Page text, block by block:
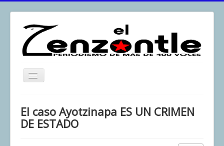
Toggle
El Zenzontle
El caso Ayotzinapa ES UN CRIMEN
DE ESTADO